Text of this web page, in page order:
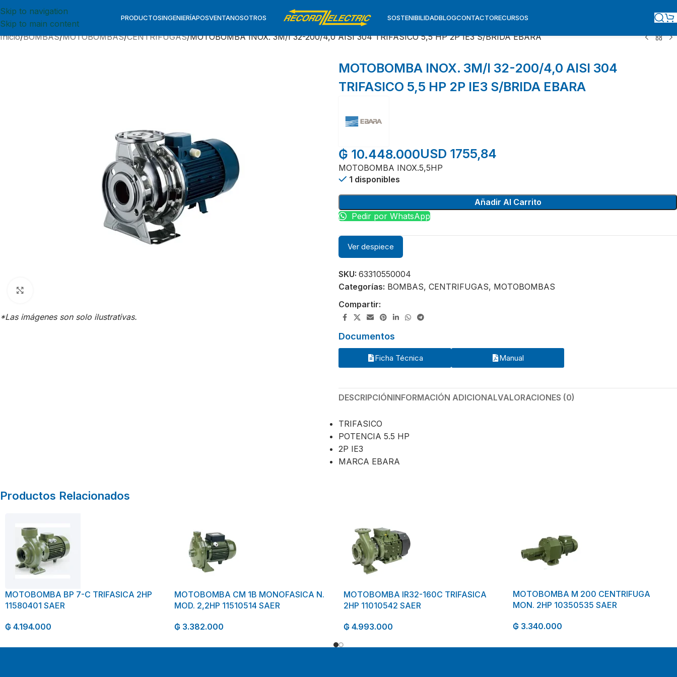
Skip to navigation
Skip to main content
PRODUCTOSINGENIERÍAPOSVENTANOSOTROS SOSTENIBILIDADBLOGCONTACTORECURSOS
Inicio BOMBAS MOTOBOMBAS CENTRIFUGAS MOTOBOMBA INOX. 3M/I 32-200/4,0 AISI 304 TRIFASICO 5,5 HP 2P IE3 S/BRIDA EBARA
*Las imágenes son solo ilustrativas.
MOTOBOMBA INOX. 3M/I 32-200/4,0 AISI 304
TRIFASICO 5,5 HP 2P IE3 S/BRIDA EBARA
₲ 10.448.000USD 1755,84
MOTOBOMBA INOX.5,5HP
1 disponibles
Añadir Al Carrito
Pedir por WhatsApp
Ver despiece
SKU: 63310550004
Categorías: BOMBAS, CENTRIFUGAS, MOTOBOMBAS
Compartir:
Documentos
Ficha Técnica Manual
DESCRIPCIÓNINFORMACIÓN ADICIONALVALORACIONES (0)
TRIFASICO
POTENCIA 5.5 HP
2P IE3
MARCA EBARA
Productos Relacionados
MOTOBOMBA BP 7-C TRIFASICA 2HP
11580401 SAER
₲ 4.194.000
MOTOBOMBA CM 1B MONOFASICA N.
MOD. 2,2HP 11510514 SAER
₲ 3.382.000
MOTOBOMBA IR32-160C TRIFASICA
2HP 11010542 SAER
₲ 4.993.000
MOTOBOMBA M 200 CENTRIFUGA
MON. 2HP 10350535 SAER
₲ 3.340.000